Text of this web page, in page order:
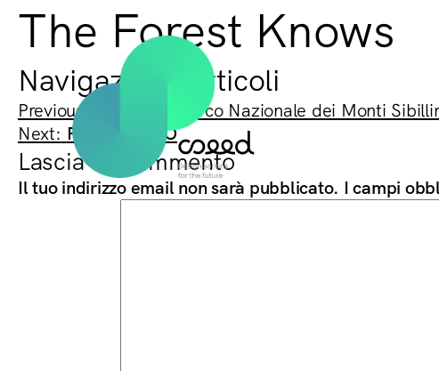
The Forest Knows
Navigazione articoli
Previous:
Seed360 | Parco Nazionale dei Monti
Next: POMERIGGIO
Lascia un commento
Il tuo indirizzo email non sarà pubblicato. I campi